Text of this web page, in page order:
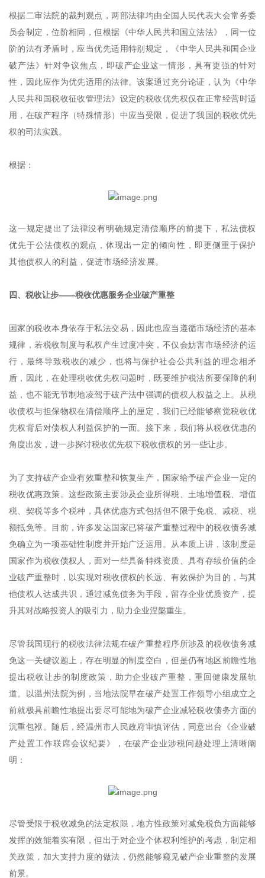
根据二审法院的裁判观点，两部法律均由全国人民代表大会常务委
员会制定，位阶相同，但根据《中华人民共和国立法法》，同一位
阶的法有矛盾时，应当优先适用特别规定，《中华人民共和国企业
破产法》针对争议焦点，即破产企业这一情形，具有更强的针对
性，因此应作为优先适用的法律。该案通过充分论证，认为《中华
人民共和国税收征收管理法》设定的税收优先权仅在正常经营时适
用，在破产程序（特殊情形）中应当受限，促进了我国的税收优先
权的司法实践。
根据：
这一规定提出了法律没有明确规定清偿顺序的前提下，私法债权
优先于公法债权的观点，体现出一定的倾向性，即更侧重于保护
其他债权人的利益，促进市场经济发展。
四、税收让步——税收优惠服务企业破产重整
国家的税收本身依存于私法交易，因此也应当遵循市场经济的基本
规律，若税收制度与私权产生过度冲突，不仅会妨害市场经济的运
行，最终导致税收的减少，也将与保护社会公共利益的理念相矛
盾，因此，在处理税收优先权问题时，既要维护税法所要保障的利
益，也不能无节制地凌驾于破产法中强调的债权人权益之上。从税
收债权与担保物权在清偿顺序上的厘定，我们已经能够察觉税收优
先权背后对债权人利益保护的一面。接下来，我们将从税收优惠的
角度出发，进一步探讨税收优先权下税收债权的另一些让步。
为了支持破产企业有效重整和恢复生产，国家给予破产企业一定的
税收优惠政策。这些政策主要涉及企业所得税、土地增值税、增值
税、契税等多个税种，具体优惠方式包括但不限于免税、减税、税
额抵免等。目前，许多发达国家已将破产重整过程中的税收债务减
免确立为一项基础性制度并开始广泛运用。从本质上讲，该制度是
国家作为税收债权人，面对一些具备特殊资质、具有存续价值的企
业破产重整时，以实现对税收债权的长远、有效保护为目的，与其
他债权人达成共识，通过减免债务为手段，留存企业优质资产，提
升其对战略投资人的吸引力，助力企业涅槃重生。
尽管我国现行的税收法律法规在破产重整程序所涉及的税收债务减
免这一关键议题上，存在明显的制度空白，但是仍有地区前瞻性地
提出税收让步的制度政策，助力企业破产重整，重回健康发展轨
道。以温州法院为例，当地法院早在破产处置工作领导小组成立之
前就极具前瞻性地提出要尽可能地为破产企业减轻税收债务方面的
沉重包袱。随后，经温州市人民政府审慎评估，同意出台《企业破
产处置工作联席会议纪要》，在破产企业涉税问题处理上清晰阐
明：
尽管受限于税收减免的法定权限，地方性政策对减免税负方面能够
发挥的效能着实有限，但出于对企业个体权利维护的考虑，制定相
关政策，加大支持力度的做法，仍然能够窥见破产企业重整的发展
前景。